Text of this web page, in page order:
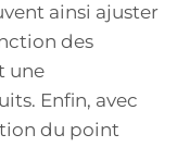
ainsi ajuster
des
une
Enfin, avec
du point